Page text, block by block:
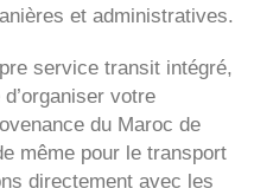
et administratives.
service transit intégré,
votre
du Maroc de
même pour le transport
directement avec les